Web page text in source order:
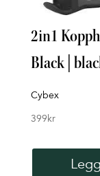
2in1
Black |
Cybex
399kr